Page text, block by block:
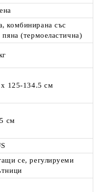
комбинирана със
пяна (термоеластична)
125-134.5 см
см
се, регулируеми